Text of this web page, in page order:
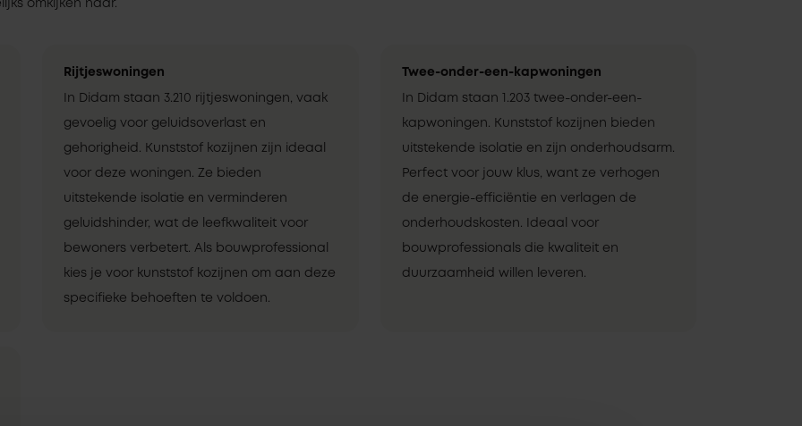
omkijken naar.
Rijtjeswoningen
In Didam staan 3.210 rijtjeswoningen, vaak
gevoelig voor geluidsoverlast en
gehorigheid. Kunststof kozijnen zijn ideaal
voor deze woningen. Ze bieden
uitstekende isolatie en verminderen
geluidshinder, wat de leefkwaliteit voor
bewoners verbetert. Als bouwprofessional
kies je voor kunststof kozijnen om aan deze
specifieke behoeften te voldoen.
Twee-onder-een-kapwoningen
In Didam staan 1.203 twee-onder-een-
kapwoningen. Kunststof kozijnen bieden
uitstekende isolatie en zijn onderhoudsarm.
Perfect voor jouw klus, want ze verhogen
de energie-efficiëntie en verlagen de
onderhoudskosten. Ideaal voor
bouwprofessionals die kwaliteit en
duurzaamheid willen leveren.